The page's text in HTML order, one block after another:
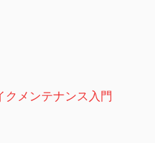
クメンテナンス入門